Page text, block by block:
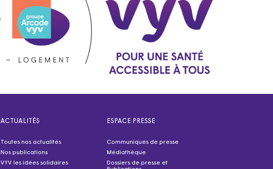
ACTUALITÉS
Toutes nos actualités
Nos publications
VYV les idées solidaires
ESPACE PRESSE
Communiqués de presse
Médiathèque
Dossiers de presse et